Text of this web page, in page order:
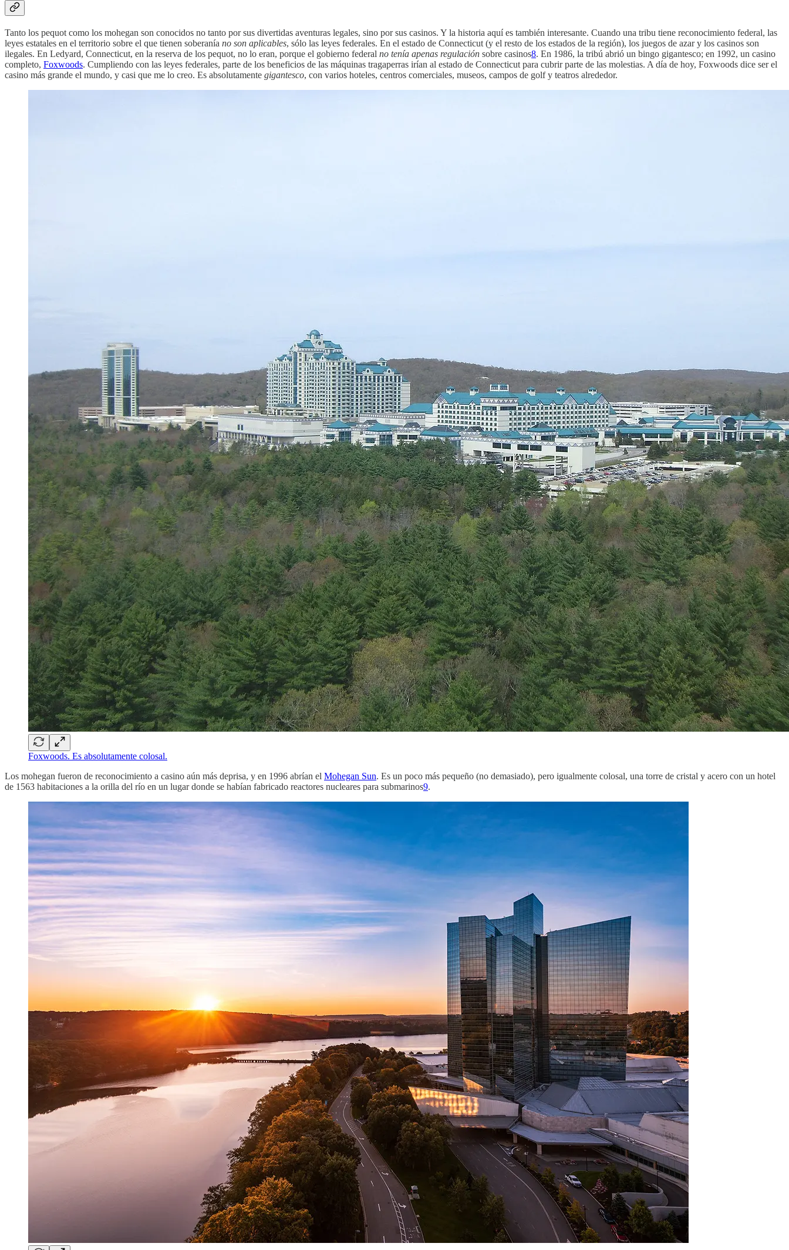
Tanto los pequot como los mohegan son conocidos no tanto por sus divertidas aventuras legales, sino por sus casinos. Y la historia aquí es también interesante. Cuando una tribu tiene reconocimiento federal, las
leyes estatales en el territorio sobre el que tienen soberanía no son aplicables, sólo las leyes federales. En el estado de Connecticut (y el resto de los estados de la región), los juegos de azar y los casinos son
ilegales. En Ledyard, Connecticut, en la reserva de los pequot, no lo eran, porque el gobierno federal no tenía apenas regulación sobre casinos8. En 1986, la tribú abrió un bingo gigantesco; en 1992, un casino
completo, Foxwoods. Cumpliendo con las leyes federales, parte de los beneficios de las máquinas tragaperras irían al estado de Connecticut para cubrir parte de las molestias. A día de hoy, Foxwoods dice ser el
casino más grande el mundo, y casi que me lo creo. Es absolutamente gigantesco, con varios hoteles, centros comerciales, museos, campos de golf y teatros alrededor.
Foxwoods. Es absolutamente colosal.
Los mohegan fueron de reconocimiento a casino aún más deprisa, y en 1996 abrían el Mohegan Sun. Es un poco más pequeño (no demasiado), pero igualmente colosal, una torre de cristal y acero con un hotel
de 1563 habitaciones a la orilla del río en un lugar donde se habían fabricado reactores nucleares para submarinos9.